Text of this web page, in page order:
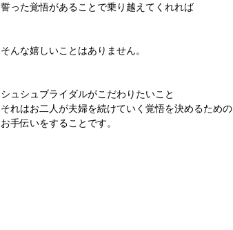
誓った覚悟があることで乗り越えてくれれば
そんな嬉しいことはありません。
シュシュブライダルがこだわりたいこと
それはお二人が夫婦を続けていく覚悟を決めるための
お手伝いをすることです。